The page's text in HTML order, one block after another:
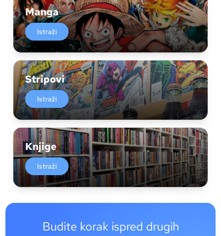
Manga
Istraži
Stripovi
Istraži
Knjige
Istraži
Budite korak ispred drugih